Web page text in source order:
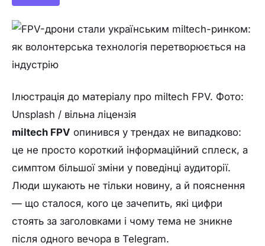
Ілюстрація до матеріалу про miltech FPV. Фото:
Unsplash / вільна ліцензія
miltech FPV опинився у трендах не випадково:
це не просто короткий інформаційний сплеск, а
симптом більшої зміни у поведінці аудиторії.
Люди шукають не тільки новину, а й пояснення
— що сталося, кого це зачепить, які цифри
стоять за заголовками і чому тема не зникне
після одного вечора в Telegram.